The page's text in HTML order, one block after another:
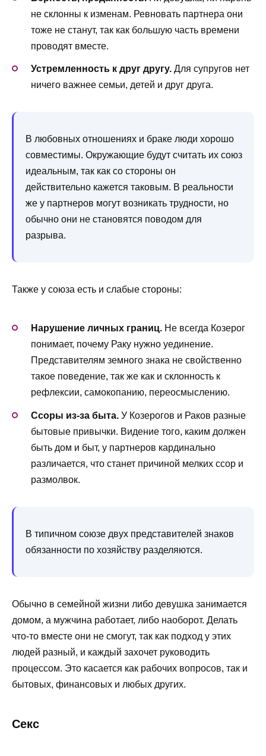
не склонны к изменам. Ревновать партнера они
тоже не станут, так как большую часть времени
проводят вместе.
Устремленность к друг другу. Для супругов нет
ничего важнее семьи, детей и друг друга.
В любовных отношениях и браке люди хорошо
совместимы. Окружающие будут считать их союз
идеальным, так как со стороны он
действительно кажется таковым. В реальности
же у партнеров могут возникать трудности, но
обычно они не становятся поводом для
разрыва.
Также у союза есть и слабые стороны:
Нарушение личных границ. Не всегда Козерог
понимает, почему Раку нужно уединение.
Представителям земного знака не свойственно
такое поведение, так же как и склонность к
рефлексии, самокопанию, переосмыслению.
Ссоры из-за быта. У Козерогов и Раков разные
бытовые привычки. Видение того, каким должен
быть дом и быт, у партнеров кардинально
различается, что станет причиной мелких ссор и
размолвок.
В типичном союзе двух представителей знаков
обязанности по хозяйству разделяются.
Обычно в семейной жизни либо девушка занимается
домом, а мужчина работает, либо наоборот. Делать
что-то вместе они не смогут, так как подход у этих
людей разный, и каждый захочет руководить
процессом. Это касается как рабочих вопросов, так и
бытовых, финансовых и любых других.
Секс